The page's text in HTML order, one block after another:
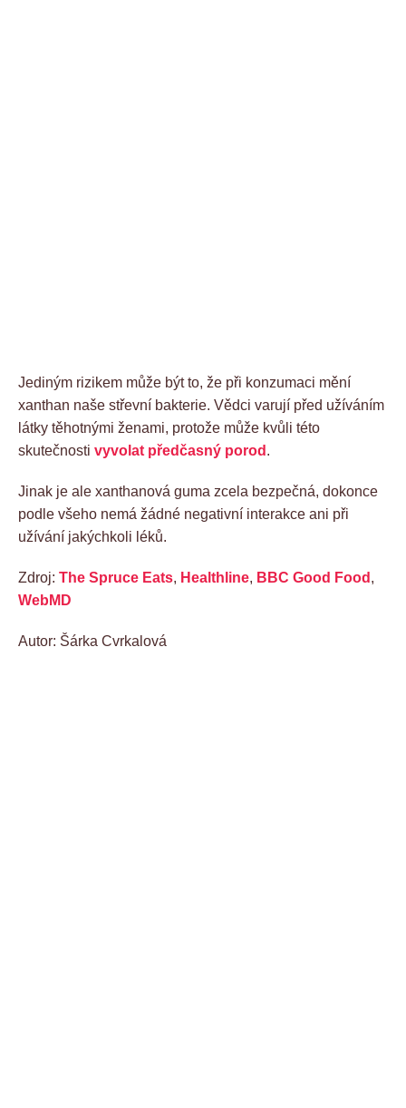
Jediným rizikem může být to, že při konzumaci mění
xanthan naše střevní bakterie. Vědci varují před užíváním
látky těhotnými ženami, protože může kvůli této
skutečnosti vyvolat předčasný porod .
Jinak je ale xanthanová guma zcela bezpečná, dokonce
podle všeho nemá žádné negativní interakce ani při
užívání jakýchkoli léků.
Zdroj: The Spruce Eats, Healthline, BBC Good Food ,
WebMD
Autor: Šárka Cvrkalová